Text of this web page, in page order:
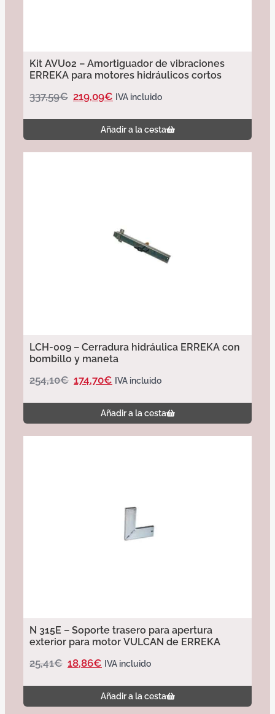
Kit AVU02 – Amortiguador de vibraciones
ERREKA para motores hidráulicos cortos
337,59€ 219,09€ IVA incluido
Añadir a la cesta
LCH-009 – Cerradura hidráulica ERREKA con
bombillo y maneta
254,10€ 174,70€ IVA incluido
Añadir a la cesta
N 315E – Soporte trasero para apertura
exterior para motor VULCAN de ERREKA
25,41€ 18,86€ IVA incluido
Añadir a la cesta